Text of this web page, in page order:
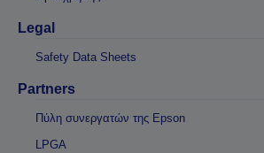
Legal
Safety Data Sheets
Partners
Πύλη συνεργατών της Epson
LPGA